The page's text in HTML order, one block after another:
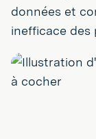
données et
inefficace des